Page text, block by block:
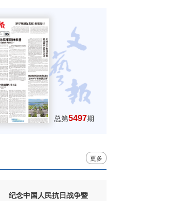
总第5497期
更多
纪念中国人民抗日战争暨